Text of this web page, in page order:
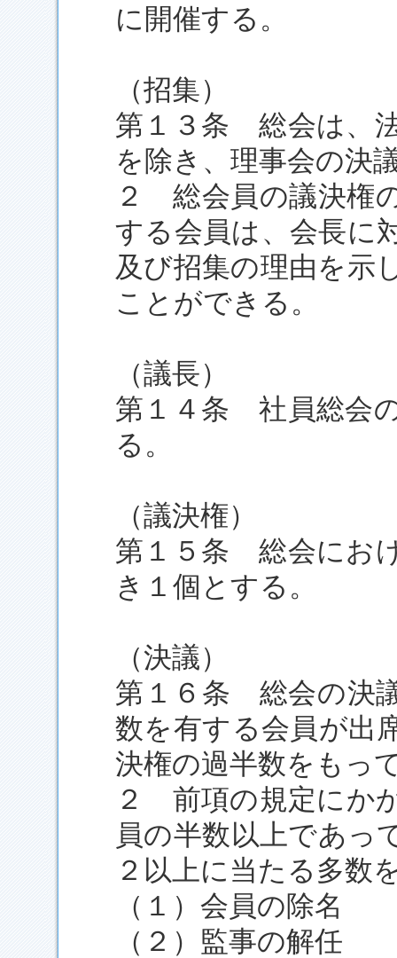
に開催する。
（招集）
第１３条 総会は、
を除き、理事会の決
２ 総会員の議決権
する会員は、会長に
及び招集の理由を示
ことができる。
（議長）
第１４条 社員総会
る。
（議決権）
第１５条 総会にお
き１個とする。
（決議）
第１６条 総会の決
数を有する会員が出
決権の過半数をもっ
２ 前項の規定にか
員の半数以上であっ
２以上に当たる多数
（１）会員の除名
（２）監事の解任